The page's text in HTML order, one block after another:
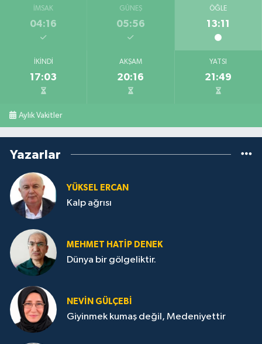
İMSAK
04:16
GÜNEŞ
05:56
ÖĞLE
13:11
İKINDI
17:03
AKŞAM
20:16
YATSI
21:49
Aylık Vakitler
Yazarlar
YÜKSEL ERCAN
Kalp ağrısı
MEHMET HATİP DENEK
Dünya bir gölgeliktir.
NEVİN GÜLÇEBİ
Giyinmek kumaş değil, Medeniyettir